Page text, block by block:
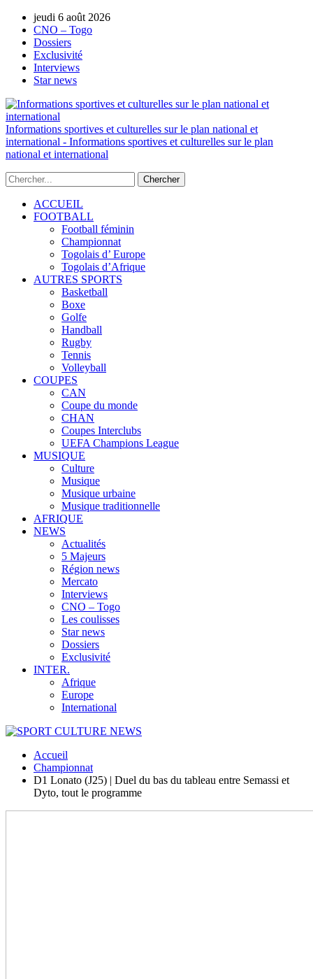
jeudi 6 août 2026
CNO – Togo
Dossiers
Exclusivité
Interviews
Star news
Informations sportives et culturelles sur le plan national et
international - Informations sportives et culturelles sur le plan
national et international
ACCUEIL
FOOTBALL
Football féminin
Championnat
Togolais d’ Europe
Togolais d’Afrique
AUTRES SPORTS
Basketball
Boxe
Golfe
Handball
Rugby
Tennis
Volleyball
COUPES
CAN
Coupe du monde
CHAN
Coupes Interclubs
UEFA Champions League
MUSIQUE
Culture
Musique
Musique urbaine
Musique traditionnelle
AFRIQUE
NEWS
Actualités
5 Majeurs
Région news
Mercato
Interviews
CNO – Togo
Les coulisses
Star news
Dossiers
Exclusivité
INTER.
Afrique
Europe
International
Accueil
Championnat
D1 Lonato (J25) | Duel du bas du tableau entre Semassi et
Dyto, tout le programme
AUTORISATION DE LA HAAC N°0134/